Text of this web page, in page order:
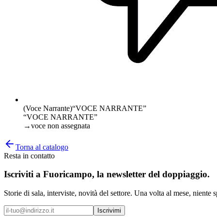
(Voce Narrante)“VOCE NARRANTE”
“VOCE NARRANTE”
→voce non assegnata
Torna al catalogo
Resta in contatto
Iscriviti a Fuoricampo, la newsletter del doppiaggio.
Storie di sala, interviste, novità del settore. Una volta al mese, niente
Iscrivimi